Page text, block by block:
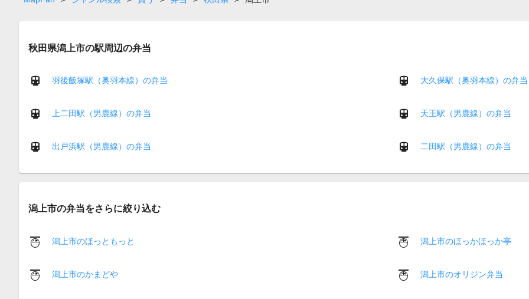
秋田県潟上市の駅周辺の弁当
羽後飯塚駅（奥羽本線）の弁当 大久保駅（奥羽本線）の弁当
上二田駅（男鹿線）の弁当 天王駅（男鹿線）の弁当
出戸浜駅（男鹿線）の弁当 二田駅（男鹿線）の弁当
潟上市の弁当をさらに絞り込む
潟上市のほっともっと 潟上市のほっかほっか亭
潟上市のかまどや 潟上市のオリジン弁当